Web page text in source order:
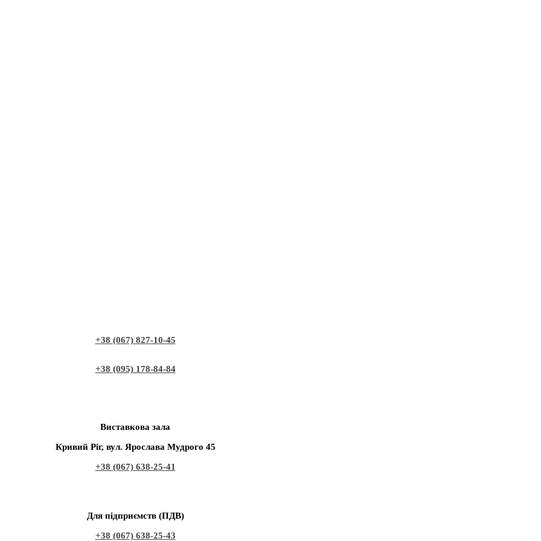
+38 (067) 827-10-45
+38 (095) 178-84-84
Виставкова зала
Кривий Ріг, вул. Ярослава Мудрого 45
+38 (067) 638-25-41
Для підприємств (ПДВ)
+38 (067) 638-25-43